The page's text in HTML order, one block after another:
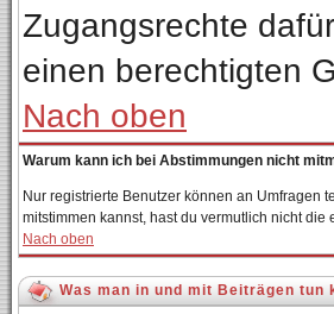
Zugangsrechte
einen berechtigten
Nach oben
Warum kann ich bei Abstimmungen nicht
Nur registrierte Benutzer können an Umfragen
mitstimmen kannst, hast du vermutlich nicht die
Nach oben
Was man in und mit Beiträgen tun